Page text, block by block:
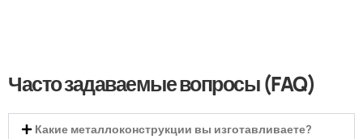
Часто задаваемые вопросы (FAQ)
Какие металлоконструкции вы изготавливаете?